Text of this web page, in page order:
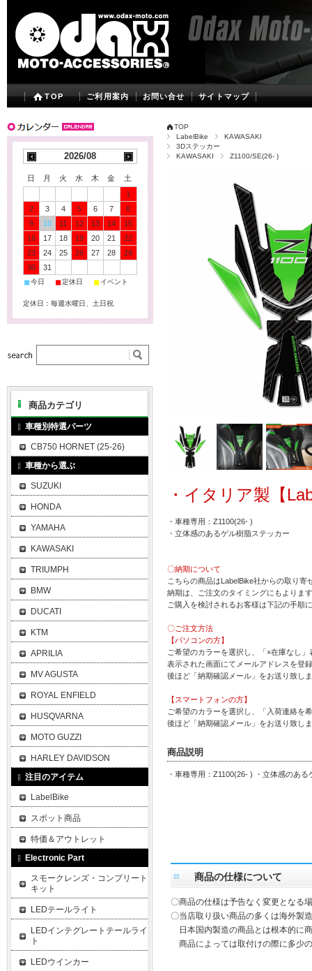
TOP ご利用案内 お問い合せ サイトマップ
TOP
LabelBike
KAWASAKI
3Dステッカー
KAWASAKI
Z1100/SE(26- )
・イタリア製【
・車種専用：Z1100(26- )
・立体感のあるゲル樹脂ステッカー
〇納期について
こちらの商品はLabelBike社からの取り寄
納期は、ご注文のタイミングにもよりま
ご購入を検討されるお客様は下記の手順
〇ご注文方法
【パソコンの方】
ご希望のカラーを選択し、「×在庫なし
表示された画面にてメールアドレスを登
後ほど「納期確認メール」をお送り致し
【スマートフォンの方】
ご希望のカラーを選択し、「入荷連絡を
後ほど「納期確認メール」をお送り致し
商品説明
・車種専用：Z1100(26- ) ・立体感のあ
商品の仕様について
〇商品の仕様は予告なく変更となる
〇当店取り扱い商品の多くは海外製
日本国内製造の商品とは根本的に
商品によっては取付けの際に多少
2026/08
日 月 火 水 木 金
土
1
2
3 4 5 6 7
8
9
10 11 12 13 14
15
16
17 18 19 20 21
22
23
24 25 26 27 28
29
30
31
■今日 ■定休日 ■ イベント
定休日：毎週水曜日、土日祝
商品カテゴリ
車種別特選パーツ
CB750 HORNET (25-26)
車種から選ぶ
SUZUKI
HONDA
YAMAHA
KAWASAKI
TRIUMPH
BMW
DUCATI
KTM
APRILIA
MV AGUSTA
ROYAL ENFIELD
HUSQVARNA
MOTO GUZZI
HARLEY DAVIDSON
注目のアイテム
LabelBike
スポット商品
特価＆アウトレット
Electronic Part
スモークレンズ・コンプリート
キット
LEDテールライト
LEDインテグレートテールライ
ト
LEDウインカー